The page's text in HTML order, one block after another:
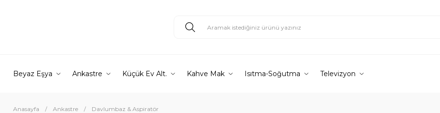
Beyaz Eşya Ankastre Küçük Ev Alt. Kahve Mak Isıtma-Soğutma Televizyon
Anasayfa Ankastre Davlumbaz & Aspiratör